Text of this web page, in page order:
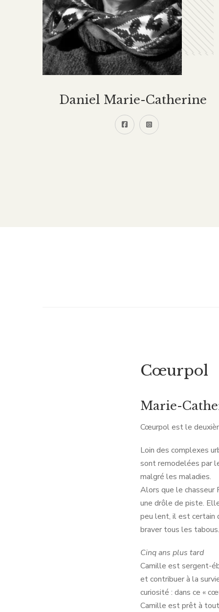
Daniel Marie-Catherine
Cœurpol
Marie-
Cœurpol est le
Loin des complexes
sont remodelées par
malgré les maladies.
Alors que le chasseur
une drôle de piste.
peu lent, il est certain
braver tous les tabous.
Cinq ans plus tard
Camille est sergent-
et contribuer à la
curiosité : dans ce «
Camille est prêt à tout